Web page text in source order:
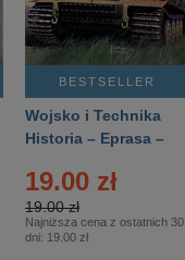
BESTSELLER
Wojsko i Technika
Historia – Eprasa –
19.00 zł
19.00 zł
Najniższa cena z ostatnich 30
dni: 19.00 zł